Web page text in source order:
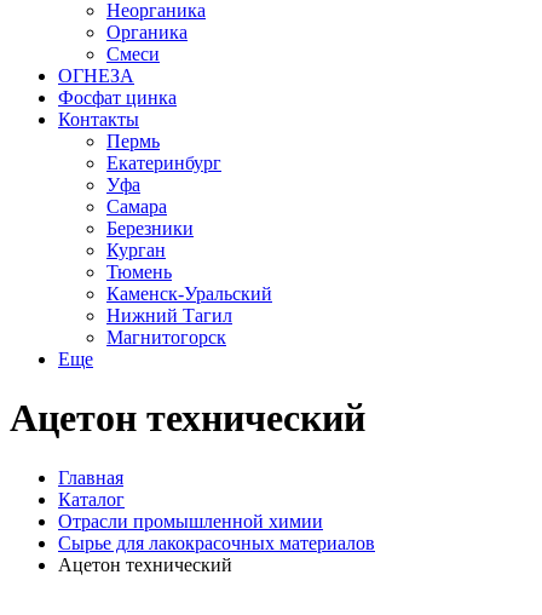
Неорганика
Органика
Смеси
ОГНЕЗА
Фосфат цинка
Контакты
Пермь
Екатеринбург
Уфа
Самара
Березники
Курган
Тюмень
Каменск-Уральский
Нижний Тагил
Магнитогорск
Еще
Ацетон технический
Главная
Каталог
Отрасли промышленной химии
Сырье для лакокрасочных материалов
Ацетон технический